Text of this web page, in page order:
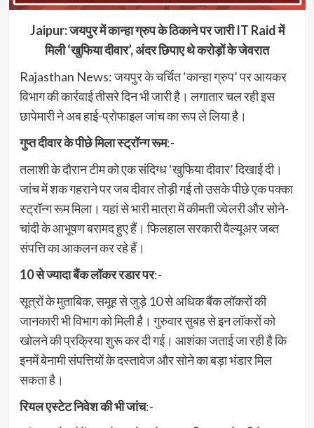
Jaipur: जयपुर में कान्हा ग्रुप के ठिकाने पर जारी IT Raid में
मिली ‘खुफिया दीवार’, अंदर छिपाए थे करोड़ों के जेवरात
Rajasthan News: जयपुर के चर्चित ‘कान्हा ग्रुप’ पर आयकर
विभाग की कार्रवाई तीसरे दिन भी जारी है। लगातार चल रही इस
छापेमारी ने अब हाई-प्रोफाइल जांच का रूप ले लिया है।
गुप्त दीवार के पीछे मिला स्ट्रॉन्ग रूम:-
तलाशी के दौरान टीम को एक संदिग्ध ‘खुफिया दीवार’ दिखाई दी।
जांच में शक गहराने पर जब दीवार तोड़ी गई तो उसके पीछे एक पक्का
स्ट्रॉन्ग रूम मिला। यहां से भारी मात्रा में कीमती ज्वेलरी और सोने-
चांदी के आभूषण बरामद हुए हैं। फिलहाल सरकारी वैल्यूअर जब्त
संपत्ति का आकलन कर रहे हैं।
10 से ज्यादा बैंक लॉकर रडार पर:-
सूत्रों के मुताबिक, समूह से जुड़े 10 से अधिक बैंक लॉकरों की
जानकारी भी विभाग को मिली है। गुरुवार सुबह से इन लॉकरों को
खोलने की प्रक्रिया शुरू कर दी गई। आशंका जताई जा रही है कि
इनमें बेनामी संपत्तियों के दस्तावेज और सोने का बड़ा भंडार मिल
सकता है।
रियल एस्टेट निवेश की भी जांच:-